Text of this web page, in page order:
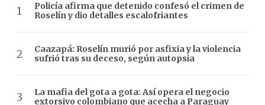
Policía afirma que detenido confesó el crimen de
Roselín y dio detalles escalofriantes
Caazapá: Roselín murió por asfixia y la violencia
sufrió tras su deceso, según autopsia
La mafia del gota a gota: Así opera el negocio
extorsivo colombiano que acecha a Paraguay